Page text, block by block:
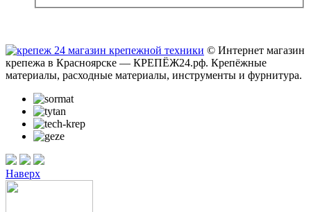
© Интернет магазин
крепежа в Красноярске — КРЕПЁЖ24.рф. Крепёжные
материалы, расходные материалы, инструменты и фурнитура.
Наверх